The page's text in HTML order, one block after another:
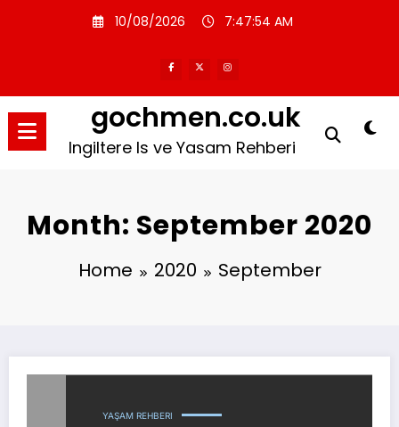
10/08/2026 7:47:54 AM
gochmen.co.uk
Ingiltere Is ve Yasam Rehberi
Month: September 2020
Home 2020 September
YAŞAM REHBERI